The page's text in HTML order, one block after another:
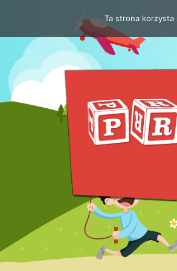
do
treści
Ta strona korzysta